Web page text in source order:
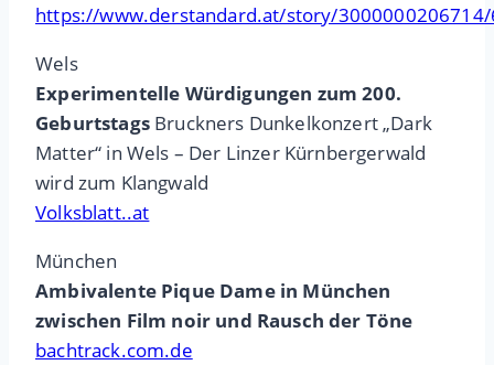
https://www.derstandard.at/story/
Wels
Experimentelle Würdigungen zum 200.
GeburtstagsBruckners Dunkelkonzert „Dark
Matter“ in Wels – Der Linzer Kürnbergerwald
wird zum Klangwald
Volksblatt..at
München
Ambivalente Pique Dame in München
zwischen Film noir und Rausch der Töne
bachtrack.com.de